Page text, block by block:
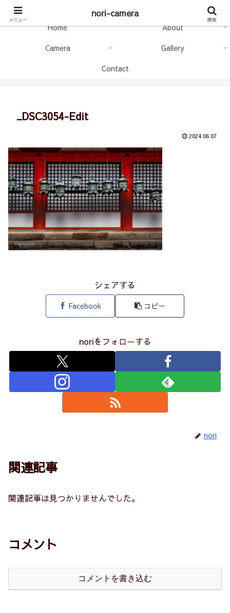
nori-camera
Home
About
Camera
Gallery
Contact
_DSC3054-Edit
2024.06.07
シェアする
Facebook コピー
noriをフォローする
nori
関連記事
関連記事は見つかりませんでした。
コメント
コメントを書き込む
メニュー
nori-camera
検索